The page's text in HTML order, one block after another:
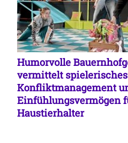
Humorvolle
vermittelt spielerisches
Konfliktmanagement
Einfühlungsvermögen
Haustierhalter